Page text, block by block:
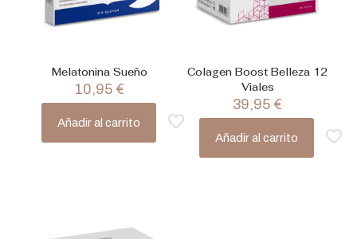
Melatonina Sueño
10,95 €
Añadir al carrito
Colagen Boost Belleza 12
Viales
39,95 €
Añadir al carrito